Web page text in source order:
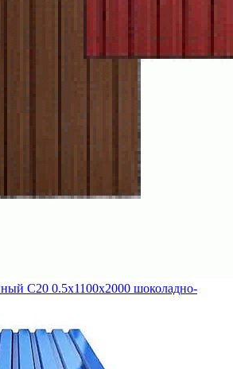
C20 0.5x1100x2000 шоколадно-